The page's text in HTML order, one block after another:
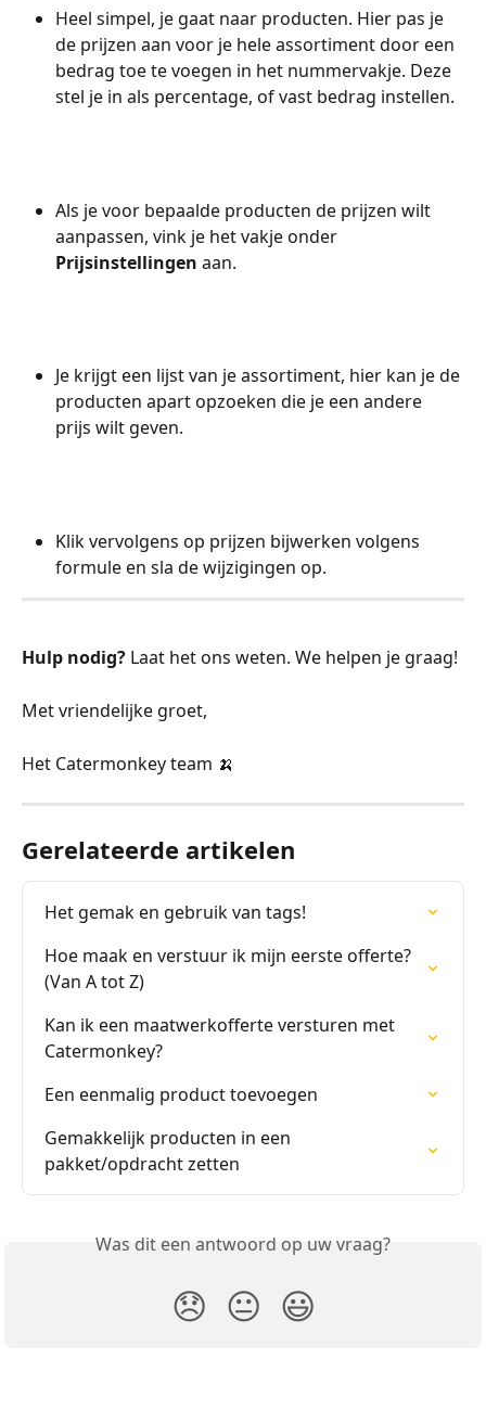
Heel simpel, je gaat naar producten. Hier pas je
de prijzen aan voor je hele assortiment door een
bedrag toe te voegen in het nummervakje. Deze
stel je in als percentage, of vast bedrag instellen.
Als je voor bepaalde producten de prijzen wilt
aanpassen, vink je het vakje onder
Prijsinstellingen aan.
Je krijgt een lijst van je assortiment, hier kan je de
producten apart opzoeken die je een andere
prijs wilt geven.
Klik vervolgens op prijzen bijwerken volgens
formule en sla de wijzigingen op.
Hulp nodig? Laat het ons weten. We helpen je graag!
Met vriendelijke groet,
Het Catermonkey team 🍌
Gerelateerde artikelen
Het gemak en gebruik van tags!
Hoe maak en verstuur ik mijn eerste offerte?
(Van A tot Z)
Kan ik een maatwerkofferte versturen met
Catermonkey?
Een eenmalig product toevoegen
Gemakkelijk producten in een
pakket/opdracht zetten
Was dit een antwoord op uw vraag?
😞 😐 😃